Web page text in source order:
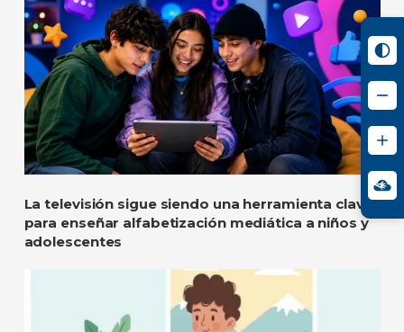
La televisión sigue siendo una herramienta clave
para enseñar alfabetización mediática a niños y
adolescentes